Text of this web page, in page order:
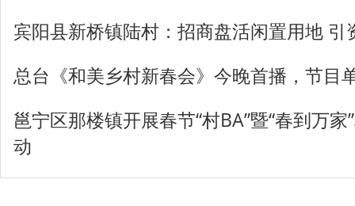
宾阳县新桥镇陆村：招商盘活闲置用地 引
总台《和美乡村新春会》今晚首播，节目
邕宁区那楼镇开展春节“村BA”暨“春到万
动